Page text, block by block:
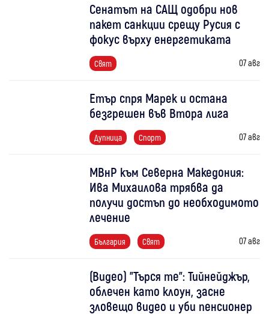
Сенатът на САЩ одобри нов
пакет санкции срещу Русия с
фокус върху енергетиката
Свят 07 авг
Етър спря Марек и остана
безгрешен във Втора лига
Дупница Спорт 07 авг
МВнР към Северна Македония:
Ива Михаилова трябва да
получи достъп до необходимото
лечение
България Свят 07 авг
(Видео) "Търся те": Тийнейджър,
облечен като клоун, засне
зловещо видео и уби пенсионер